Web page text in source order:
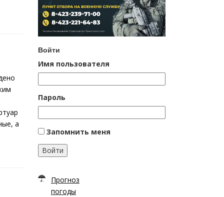
а
Войти
Имя пользователя
Пароль
Запомнить меня
Войти
Прогноз
погоды